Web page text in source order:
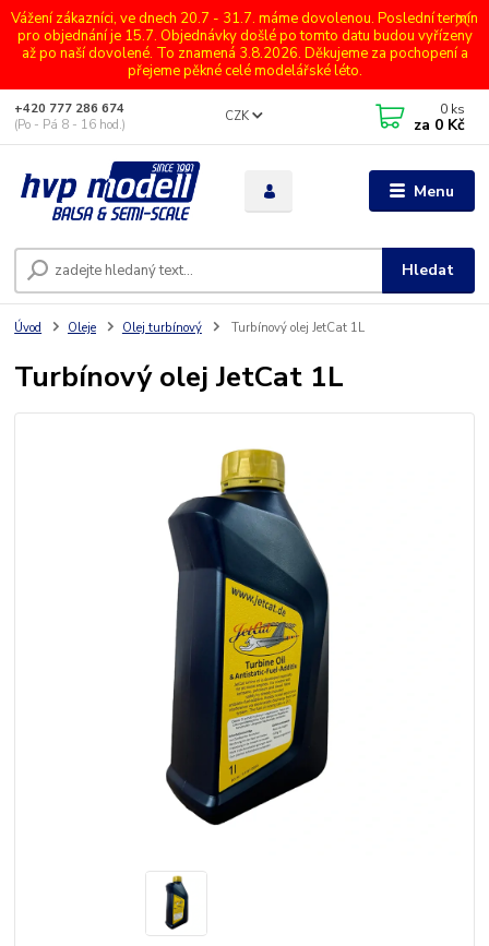
Vážení zákazníci, ve dnech 20.7 - 31.7. máme dovolenou. Poslední termín
pro objednání je 15.7. Objednávky došlé po tomto datu budou vyřízeny
až po naší dovolené. To znamená 3.8.2026. Děkujeme za pochopení a
přejeme pěkné celé modelářské léto.
Menu
CZK
Hledat
+420 777 286 674
(Po - Pá 8 - 16 hod.)
0 ks
za 0 Kč
Úvod Oleje Olej turbínový Turbínový olej JetCat 1L
Turbínový olej JetCat 1L